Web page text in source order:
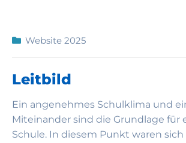
Website 2025
Leitbild
Ein angenehmes Schulklima und
Miteinander sind die Grundlage für
Schule. In diesem Punkt waren sich